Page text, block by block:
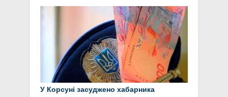
У Корсуні засуджено хабарника